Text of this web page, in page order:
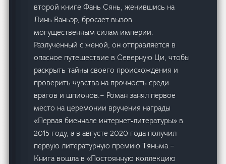
второй книге Фань Сянь, женившись на
Линь Ваньэр, бросает вызов
могущественным силам империи.
Разлученный с женой, он отправляется в
опасное путешествие в Северную Ци, чтобы
раскрыть тайны своего происхождения и
проверить чувства на прочность среди
врагов и шпионов.– Роман занял первое
место на церемонии вручения награды
«Первая биеннале интернет‑литературы» в
2015 году, а в августе 2020 года получил
первую литературную премию Тяньма.–
Книга вошла в «Постоянную коллекцию